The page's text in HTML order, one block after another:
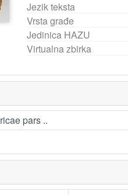
Jezik teksta
Vrsta građe
Jedinica HAZU
Virtualna zbirka
pars ..